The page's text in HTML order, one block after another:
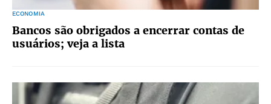
ECONOMIA
Bancos são obrigados a encerrar contas de
usuários; veja a lista